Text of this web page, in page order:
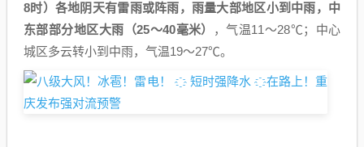
8时）各地阴天有雷雨或阵雨，雨量大部地区小到中雨，中
东部部分地区大雨（25～40毫米）
，气温11～28℃；中心
城区多云转小到中雨，气温19～27℃。